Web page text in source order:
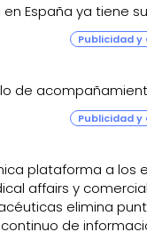
España ya tiene
Publicidad
de
Publicidad
plataforma a los
affairs y
elimina
de